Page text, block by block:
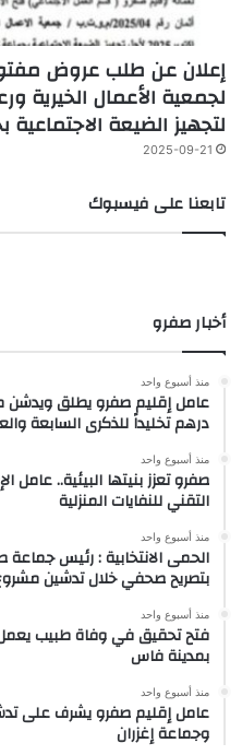
لجمعية الأعمال الخيرية
لتجهيز الضيعة
2025-09-21
تابعنا على فيسبوك
أخبار صفرو
منذ أسبوع واحد
درهم تخليداً للذكرى السابعة
منذ أسبوع واحد
صفرو تعزز بنيتها البيئية..
التقني للنفايات المنزلية
منذ أسبوع واحد
الحمى الانتخابية : رئيس
بتصريح صحفي خلال تدشين
منذ أسبوع واحد
فتح تحقيق في وفاة طبيب
بمدينة فاس
منذ أسبوع واحد
عامل إقليم صفرو يشرف على
وجماعة إغزران